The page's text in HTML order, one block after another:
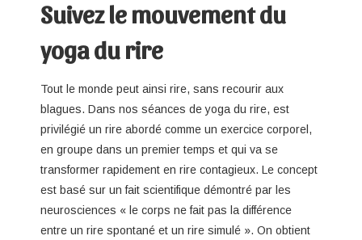
Suivez le mouvement du
yoga du rire
Tout le monde peut ainsi rire, sans recourir aux
blagues. Dans nos séances de yoga du rire, est
privilégié un rire abordé comme un exercice corporel,
en groupe dans un premier temps et qui va se
transformer rapidement en rire contagieux. Le concept
est basé sur un fait scientifique démontré par les
neurosciences « le corps ne fait pas la différence
entre un rire spontané et un rire simulé ». On obtient